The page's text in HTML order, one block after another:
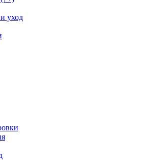
уход